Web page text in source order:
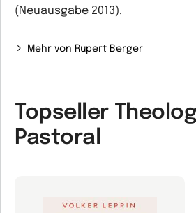
(Neuausgabe 2013).
Mehr von Rupert Berger
Topseller
Pastoral